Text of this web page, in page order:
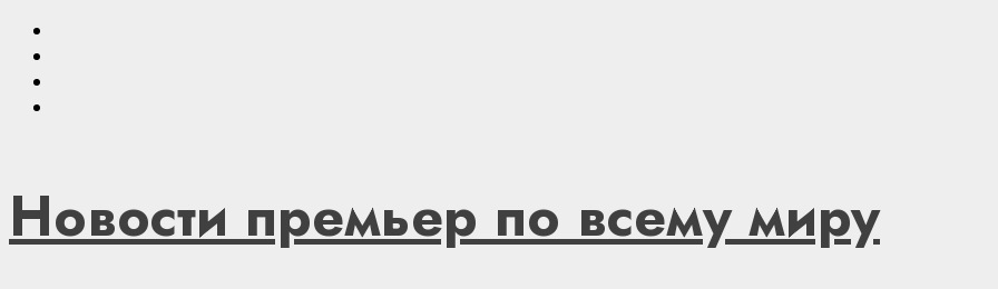
Skip
content
Новости премьер по всему миру